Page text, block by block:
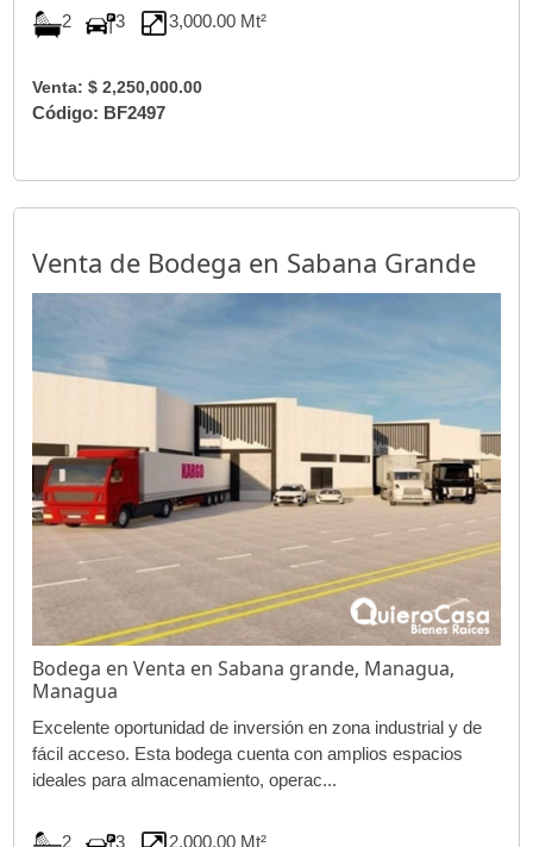
2 3 3,000.00 Mt²
Venta: $ 2,250,000.00
Código: BF2497
Venta de Bodega en Sabana Grande
Bodega en Venta en Sabana grande, Managua,
Managua
Excelente oportunidad de inversión en zona industrial y de
fácil acceso. Esta bodega cuenta con amplios espacios
ideales para almacenamiento, operac...
2 3 2,000.00 Mt²